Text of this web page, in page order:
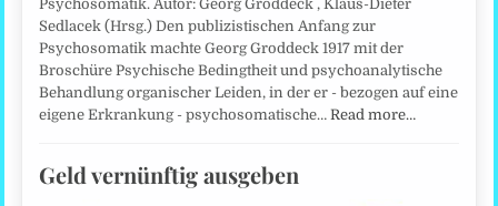
Psychosomatik. Autor: Georg Groddeck , Klaus-Dieter
Sedlacek (Hrsg.) Den publizistischen Anfang zur
Psychosomatik machte Georg Groddeck 1917 mit der
Broschüre Psychische Bedingtheit und psychoanalytische
Behandlung organischer Leiden, in der er - bezogen auf eine
eigene Erkrankung - psychosomatische…Read more…
Geld vernünftig ausgeben